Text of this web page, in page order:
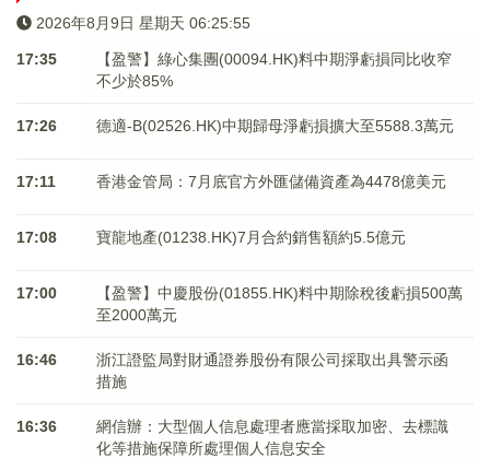
2026年8月9日 星期天 06:25:55
17:35
【盈警】綠心集團(00094.HK)料中期淨虧損同比收窄
不少於85%
17:26 德適-B(02526.HK)中期歸母淨虧損擴大至5588.3萬元
17:11 香港金管局：7月底官方外匯儲備資產為4478億美元
17:08 寶龍地產(01238.HK)7月合約銷售額約5.5億元
17:00
【盈警】中慶股份(01855.HK)料中期除稅後虧損500萬
至2000萬元
16:46
浙江證監局對財通證券股份有限公司採取出具警示函
措施
16:36
網信辦：大型個人信息處理者應當採取加密、去標識
化等措施保障所處理個人信息安全